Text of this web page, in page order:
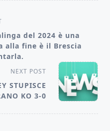
del 2024 è una
alla fine è il Brescia
NEXT POST
STUPISCE
KO 3-0